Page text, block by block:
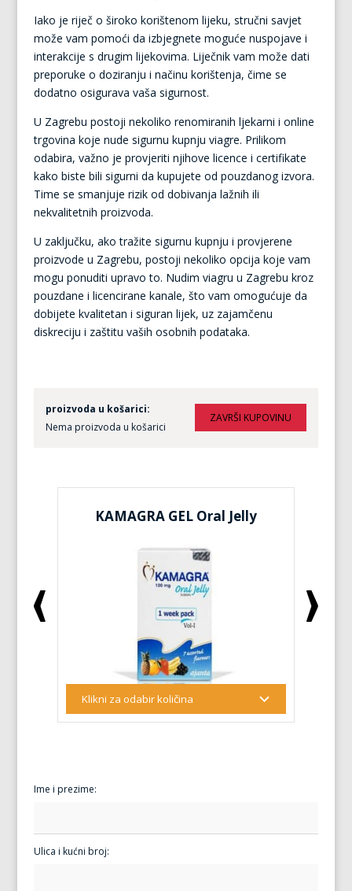
Iako je riječ o široko korištenom lijeku, stručni savjet
može vam pomoći da izbjegnete moguće nuspojave i
interakcije s drugim lijekovima. Liječnik vam može dati
preporuke o doziranju i načinu korištenja, čime se
dodatno osigurava vaša sigurnost.
U Zagrebu postoji nekoliko renomiranih ljekarni i online
trgovina koje nude sigurnu kupnju viagre. Prilikom
odabira, važno je provjeriti njihove licence i certifikate
kako biste bili sigurni da kupujete od pouzdanog izvora.
Time se smanjuje rizik od dobivanja lažnih ili
nekvalitetnih proizvoda.
U zaključku, ako tražite sigurnu kupnju i provjerene
proizvode u Zagrebu, postoji nekoliko opcija koje vam
mogu ponuditi upravo to. Nudim viagru u Zagrebu kroz
pouzdane i licencirane kanale, što vam omogućuje da
dobijete kvalitetan i siguran lijek, uz zajamčenu
diskreciju i zaštitu vaših osobnih podataka.
proizvoda u košarici:
Nema proizvoda u košarici
KAMAGRA GEL Oral Jelly
Ime i prezime:
Ulica i kućni broj: